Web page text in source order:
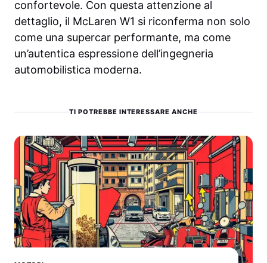
confortevole. Con questa attenzione al
dettaglio, il McLaren W1 si riconferma non solo
come una supercar performante, ma come
un’autentica espressione dell’ingegneria
automobilistica moderna.
TI POTREBBE INTERESSARE ANCHE